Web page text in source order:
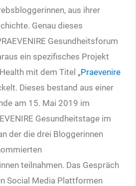
aus ihrer
Genau dieses
Gesundheitsforum
ein spezifisches Projekt
mit dem Titel „Praevenire
Dieses bestand aus einer
am 15. Mai 2019 im
Gesundheitstage im
der die drei Bloggerinnen
teilnahmen. Das Gespräch
Social Media Plattformen